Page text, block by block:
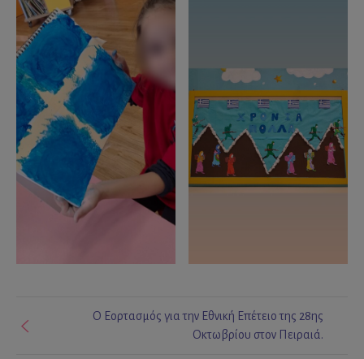
Ο Εορτασμός για την Εθνική Επέτειο της 28ης
Οκτωβρίου στον Πειραιά.